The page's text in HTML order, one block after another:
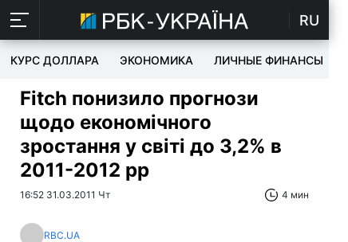
RU
КУРС ДОЛЛАРА ЭКОНОМИКА ЛИЧНЫЕ ФИНАНСЫ
Fitch понизило прогнози
щодо економічного
зростання у світі до 3,2% в
2011-2012 рр
16:52 31.03.2011 Чт 4 мин
RBC.UA